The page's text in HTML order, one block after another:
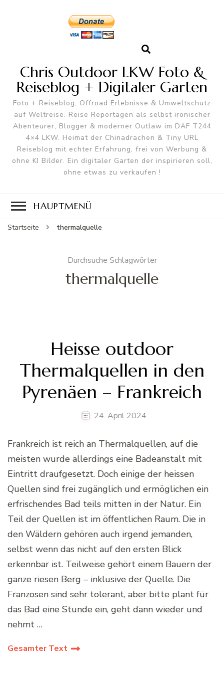
Chris Outdoor LKW Foto &
Reiseblog + Digitaler Garten
Foto + Reiseblog, Offroad Erlebnisse & Umweltschutz
auf Weltreise. Reise Reportagen als selbst ironischer
Abenteurer, Blogger & moderner Outlaw im DAF T244
4×4 LKW. Heimat der Chinadrachen & Tiny URL
Reiseblog mit echter Erfahrung, frei von Werbung &
ohne KI Bilder. Ein digitaler Garten der inspirieren soll,
ohne etwas zu verkaufen !
HAUPTMENÜ
Startseite thermalquelle
Durchsuche Schlagwörter
thermalquelle
Heisse outdoor
Thermalquellen in den
Pyrenäen – Frankreich
24. April 2024
Frankreich ist reich an Thermalquellen, auf die
meisten wurde allerdings eine Badeanstalt mit
Eintritt draufgesetzt. Doch einige der heissen
Quellen sind frei zugänglich und ermöglichen ein
erfrischendes Bad teils mitten in der Natur. Ein
Teil der Quellen ist im öffentlichen Raum. Die in
den Wäldern gehören auch irgend jemanden,
selbst wenn das nicht auf den ersten Blick
erkennbar ist. Teilweise gehört einem Bauern der
ganze riesen Berg – inklusive der Quelle. Die
Franzosen sind sehr tolerant, aber bitte plant für
das Bad eine Stunde ein, geht dann wieder und
nehmt …
Gesamter Text